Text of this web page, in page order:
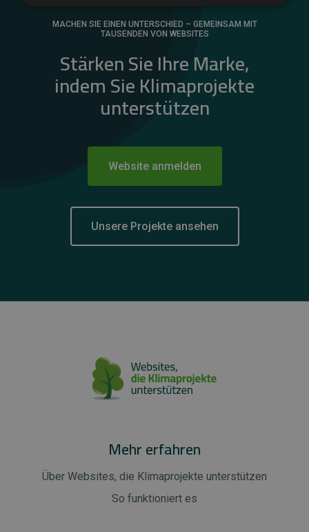
MACHEN SIE EINEN UNTERSCHIED – GEMEINSAM MIT
TAUSENDEN VON WEBSITES
Stärken Sie Ihre Marke,
indem Sie Klimaprojekte
unterstützen
Website anmelden
Unsere Projekte ansehen
Mehr erfahren
Über Websites, die Klimaprojekte unterstützen
So funktioniert es